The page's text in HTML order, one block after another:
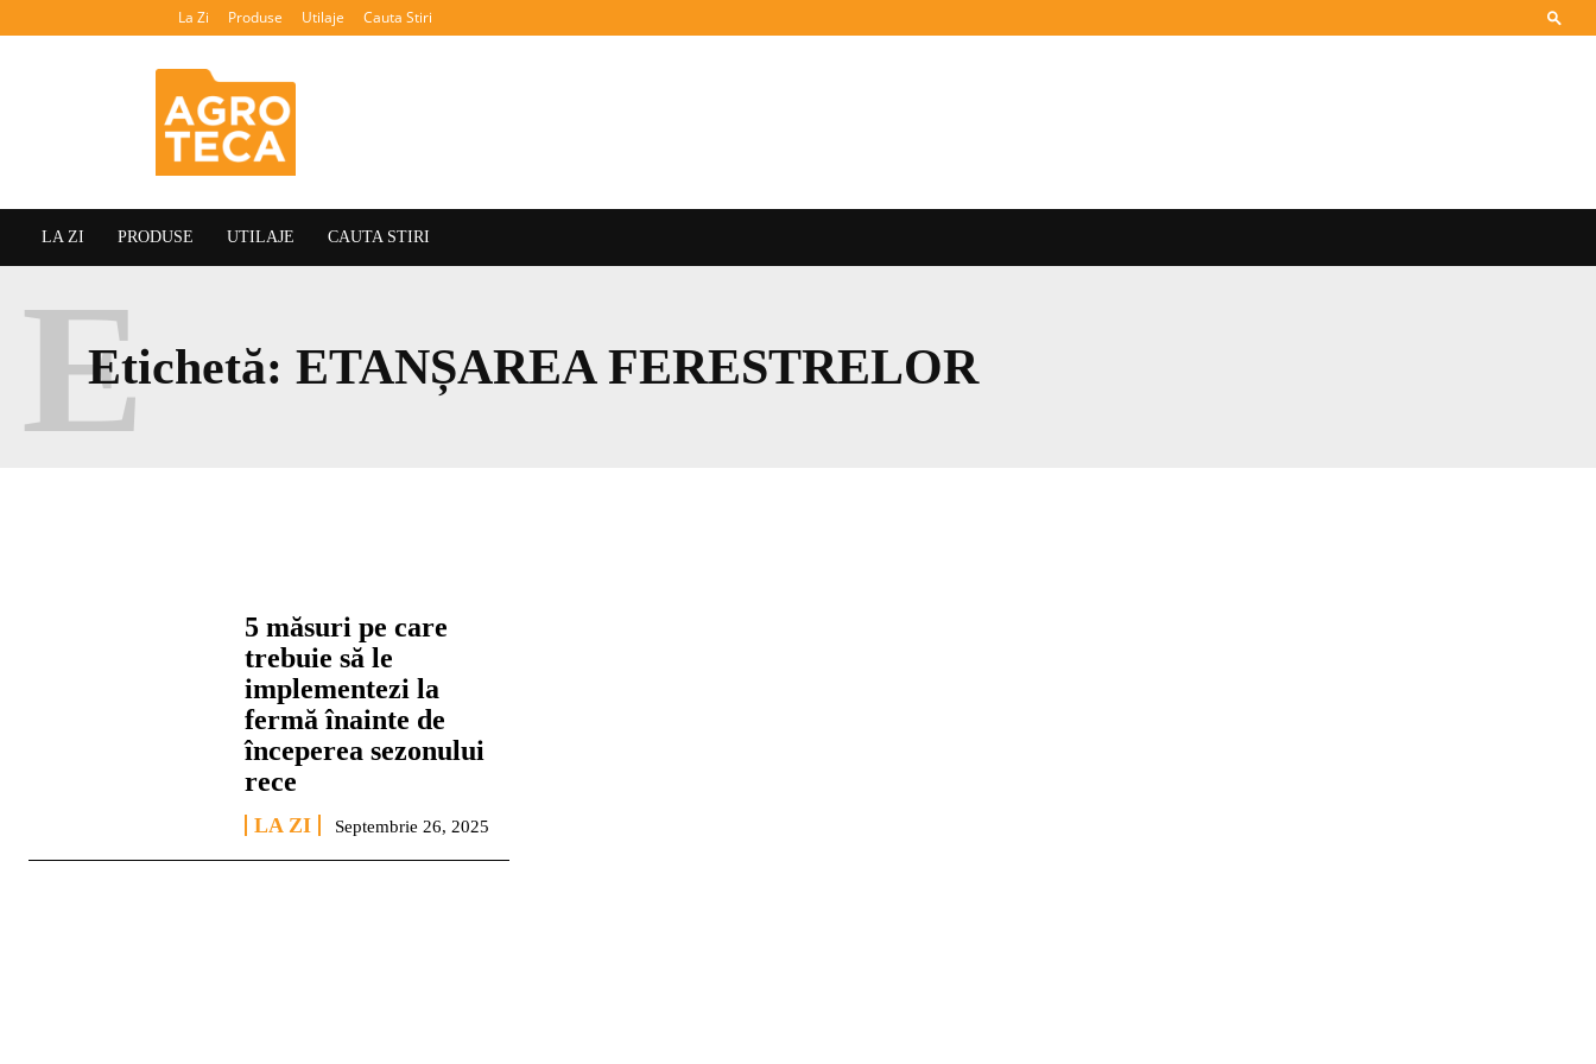
La Zi Produse Utilaje Cauta Stiri
LA ZI PRODUSE UTILAJE CAUTA STIRI
Etichetă: ETANȘAREA FERESTRELOR
E
5 măsuri pe care
trebuie să le
implementezi la
fermă înainte de
începerea sezonului
rece
LA ZI Septembrie 26, 2025